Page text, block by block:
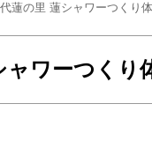
蓮の里 蓮シャワーつくり
ワーつくり